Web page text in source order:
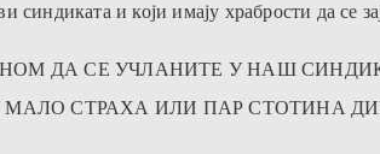
синдиката и који имају храбрости да се
ДА СЕ УЧЛАНИТЕ У НАШ
МАЛО СТРАХА ИЛИ ПАР СТОТИНА